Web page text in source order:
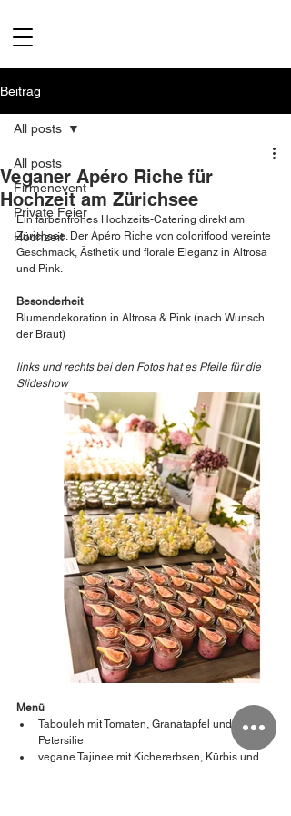
Beitrag
All posts
Firmenevent
Private Feier
Hochzeit
All posts
Veganer Apéro Riche für
Hochzeit am Zürichsee
Ein farbenfrohes Hochzeits-Catering direkt am
Zürichsee. Der Apéro Riche von coloritfood vereinte
Geschmack, Ästhetik und florale Eleganz in Altrosa
und Pink.
Besonderheit
Blumendekoration in Altrosa & Pink (nach Wunsch
der Braut)
links und rechts bei den Fotos hat es Pfeile für die
Slideshow
Menü
Tabouleh mit Tomaten, Granatapfel und
Petersilie
vegane Tajinee mit Kichererbsen, Kürbis und